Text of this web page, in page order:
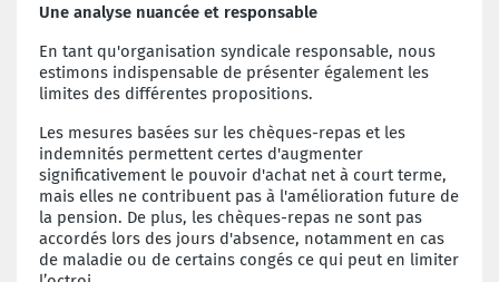
Une analyse nuancée et responsable
En tant qu'organisation syndicale responsable, nous
estimons indispensable de présenter également les
limites des différentes propositions.
Les mesures basées sur les chèques-repas et les
indemnités permettent certes d'augmenter
significativement le pouvoir d'achat net à court terme,
mais elles ne contribuent pas à l'amélioration future de
la pension. De plus, les chèques-repas ne sont pas
accordés lors des jours d'absence, notamment en cas
de maladie ou de certains congés ce qui peut en limiter